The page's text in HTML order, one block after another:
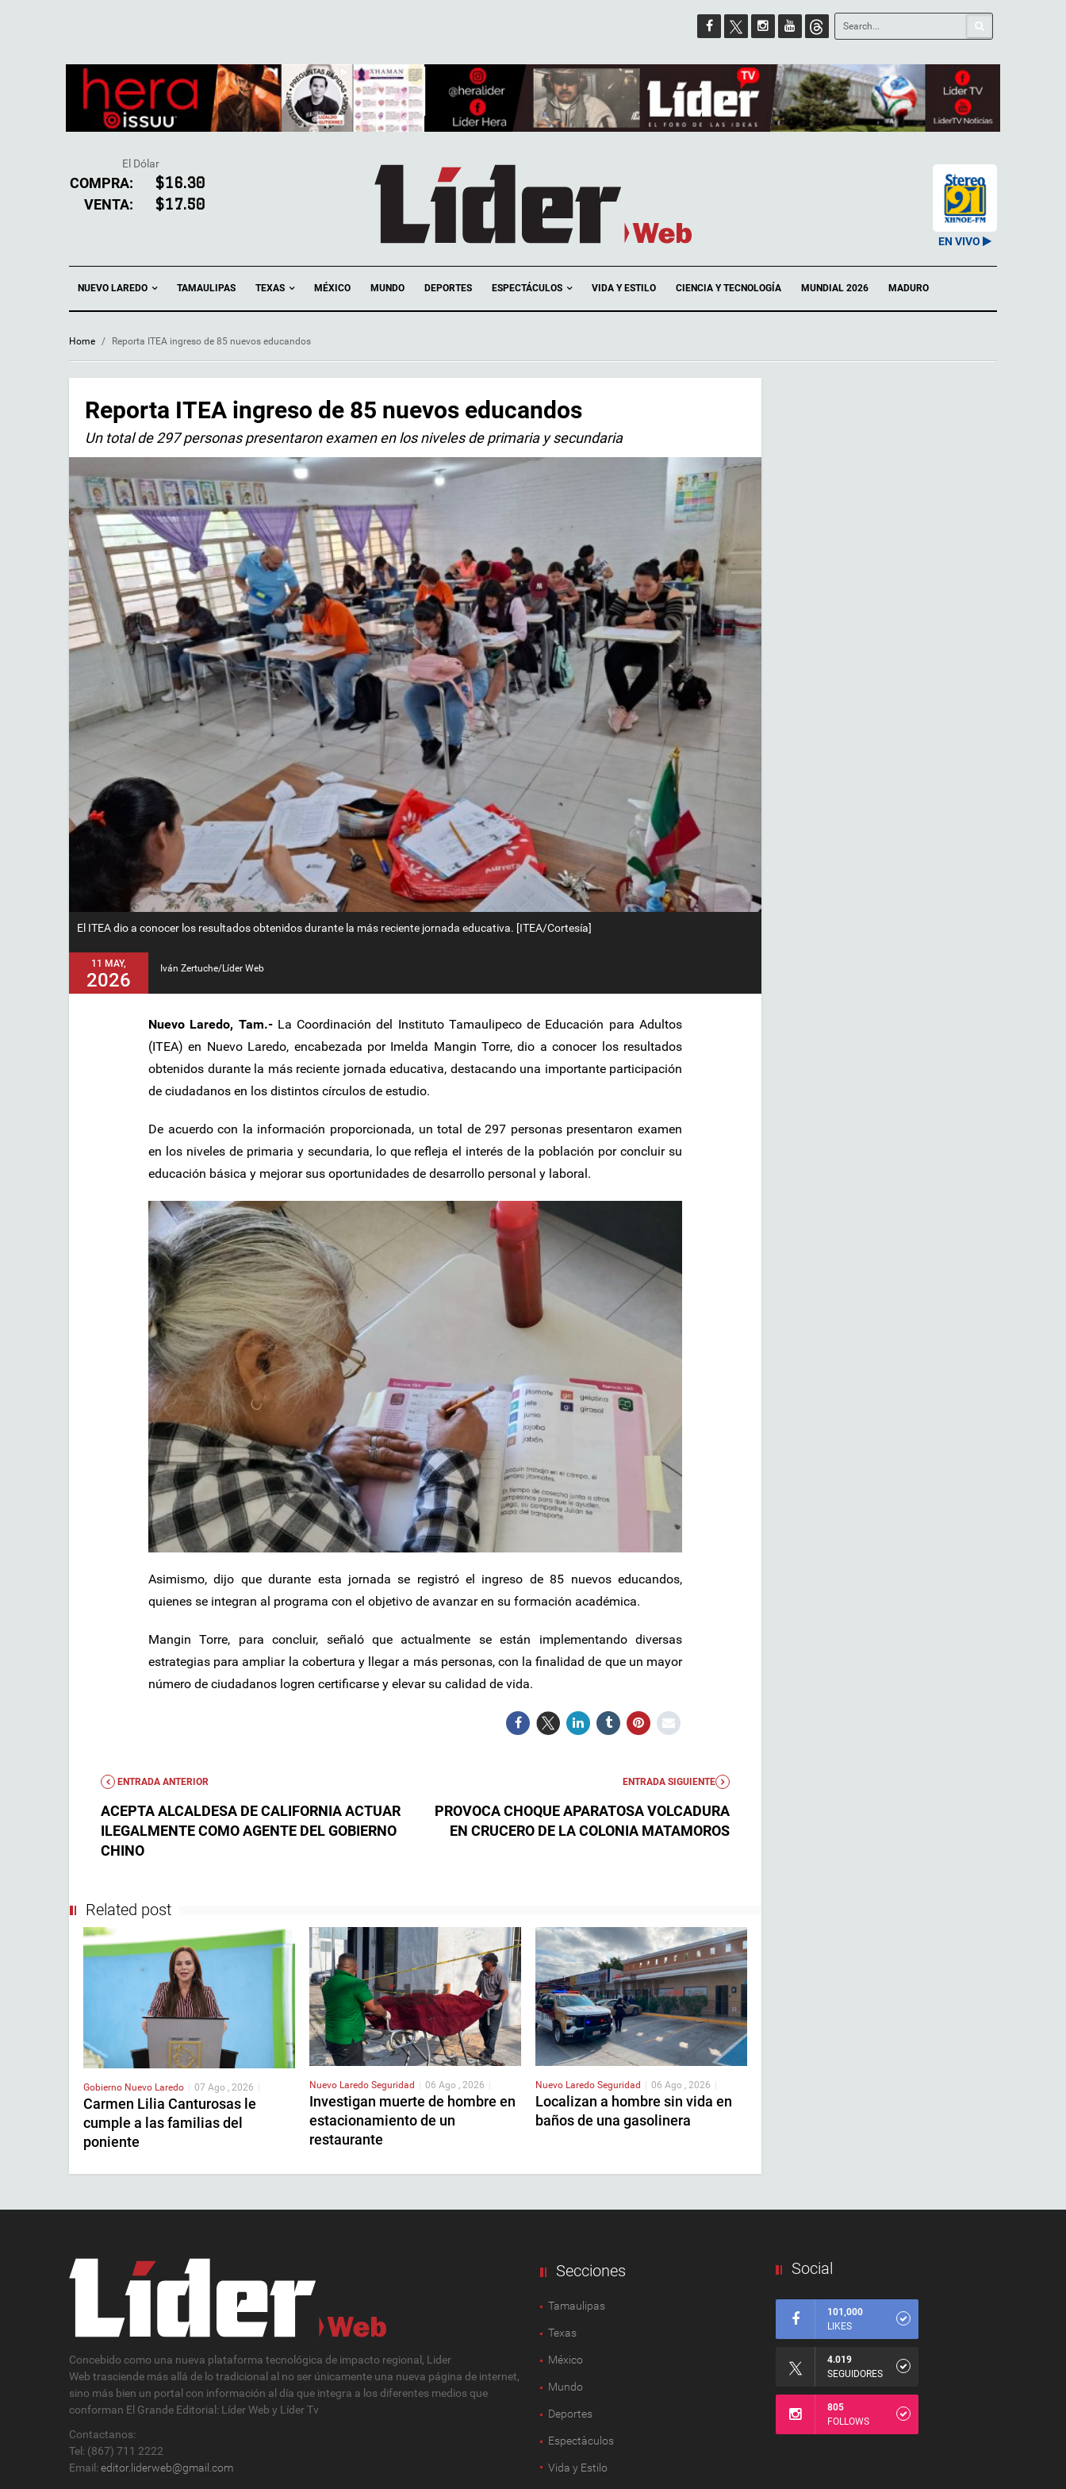
El Dólar
COMPRA: $16.30
VENTA: $17.50
EN VIVO
NUEVO LAREDO TAMAULIPAS TEXAS MÉXICO MUNDO DEPORTES ESPECTÁCULOS VIDA Y ESTILO CIENCIA Y TECNOLOGÍA MUNDIAL 2026 MADURO
Home / Reporta ITEA ingreso de 85 nuevos educandos
Reporta ITEA ingreso de 85 nuevos educandos
Un total de 297 personas presentaron examen en los niveles de primaria y secundaria
El ITEA dio a conocer los resultados obtenidos durante la más reciente jornada educativa. [ITEA/Cortesía]
11 MAY,
2026
Iván Zertuche/Líder Web
Nuevo Laredo, Tam.- La Coordinación del Instituto Tamaulipeco de Educación para Adultos
(ITEA) en Nuevo Laredo, encabezada por Imelda Mangin Torre, dio a conocer los resultados
obtenidos durante la más reciente jornada educativa, destacando una importante participación
de ciudadanos en los distintos círculos de estudio.
De acuerdo con la información proporcionada, un total de 297 personas presentaron examen
en los niveles de primaria y secundaria, lo que refleja el interés de la población por concluir su
educación básica y mejorar sus oportunidades de desarrollo personal y laboral.
Asimismo, dijo que durante esta jornada se registró el ingreso de 85 nuevos educandos,
quienes se integran al programa con el objetivo de avanzar en su formación académica.
Mangin Torre, para concluir, señaló que actualmente se están implementando diversas
estrategias para ampliar la cobertura y llegar a más personas, con la finalidad de que un mayor
número de ciudadanos logren certificarse y elevar su calidad de vida.
ENTRADA ANTERIOR
ACEPTA ALCALDESA DE CALIFORNIA ACTUAR
ILEGALMENTE COMO AGENTE DEL GOBIERNO
CHINO
ENTRADA SIGUIENTE
PROVOCA CHOQUE APARATOSA VOLCADURA
EN CRUCERO DE LA COLONIA MATAMOROS
Related post
Gobierno Nuevo Laredo | 07 Ago , 2026 |
Carmen Lilia Canturosas le
cumple a las familias del
poniente
Nuevo Laredo Seguridad 06 Ago , 2026
Investigan muerte de hombre en
estacionamiento de un
restaurante
Nuevo Laredo Seguridad 06 Ago , 2026
Localizan a hombre sin vida en
baños de una gasolinera
Concebido como una nueva plataforma tecnológica de impacto regional, Lider
Web trasciende más allá de lo tradicional al no ser únicamente una nueva página de internet,
sino más bien un portal con información al día que integra a los diferentes medios que
conforman El Grande Editorial: Líder Web y Líder Tv
Contactanos:
Tel: (867) 711 2222
Email: editor.liderweb@gmail.com
Secciones
Tamaulipas
Texas
México
Mundo
Deportes
Espectàculos
Vida y Estilo
Social
101,000
LIKES
4.019
SEGUIDORES
805
FOLLOWS